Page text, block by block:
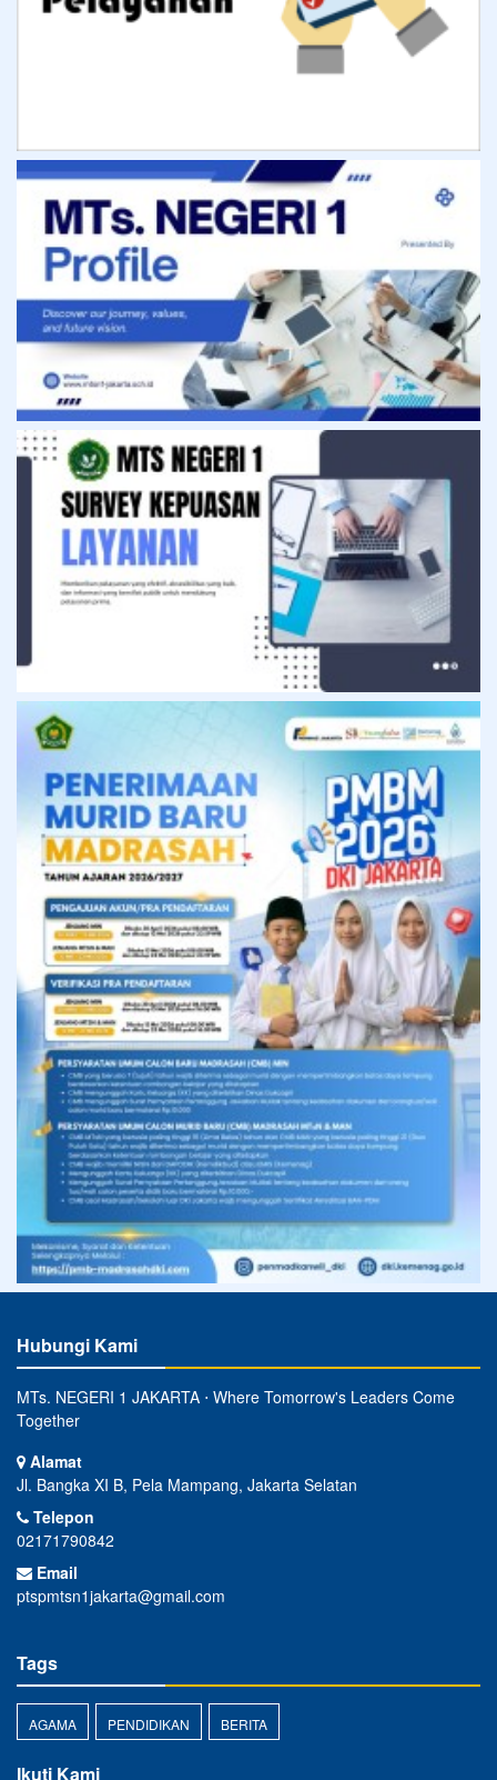
Hubungi Kami
MTs. NEGERI 1 JAKARTA ⋅ Where Tomorrow's Leaders Come
Together
Alamat
Jl. Bangka XI B, Pela Mampang, Jakarta Selatan
Telepon
02171790842
Email
ptspmtsn1jakarta@gmail.com
Tags
AGAMA PENDIDIKAN BERITA
Ikuti Kami